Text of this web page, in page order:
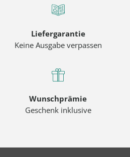
Liefergarantie
Keine Ausgabe verpassen
Wunschprämie
Geschenk inklusive